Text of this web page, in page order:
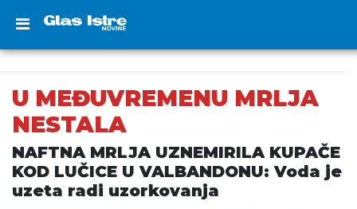
U MEĐUVREMENU MRLJA
NESTALA
NAFTNA MRLJA UZNEMIRILA KUPAČE
KOD LUČICE U VALBANDONU: Voda je
uzeta radi uzorkovanja